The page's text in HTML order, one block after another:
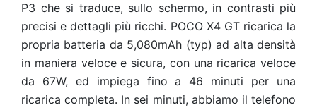
P3 che si traduce, sullo schermo, in contrasti più
precisi e dettagli più ricchi. POCO X4 GT ricarica la
propria batteria da 5,080mAh (typ) ad alta densità
in maniera veloce e sicura, con una ricarica veloce
da 67W, ed impiega fino a 46 minuti per una
ricarica completa. In sei minuti, abbiamo il telefono